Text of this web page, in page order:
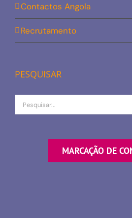
Contactos Angola
Recrutamento
PESQUISAR
Procurar
por
MARCAÇÃO DE